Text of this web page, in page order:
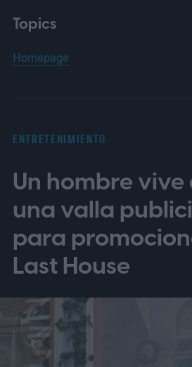
Topics
Homepage
ENTRETENIMIENTO
Un hombre
una valla
para
Last House